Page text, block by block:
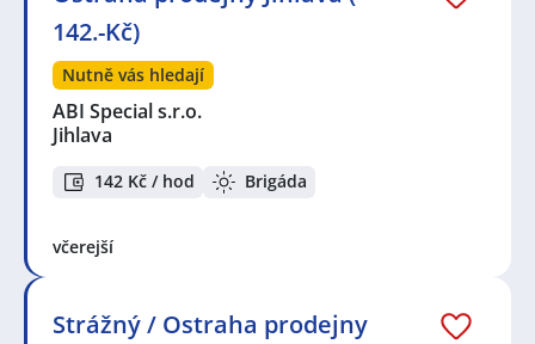
142.-Kč)
Nutně vás hledají
ABI Special s.r.o.
Jihlava
142 Kč / hod Brigáda
včerejší
Strážný / Ostraha prodejny